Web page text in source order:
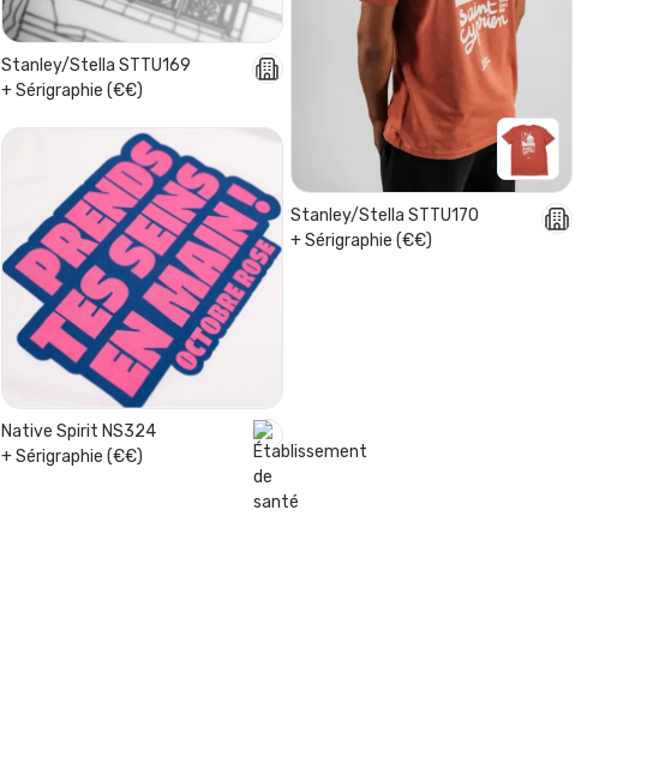
Stanley/Stella STTU169
+ Sérigraphie (€€)
Stanley/Stella STTU170
+ Sérigraphie (€€)
Native Spirit NS324
+ Sérigraphie (€€)